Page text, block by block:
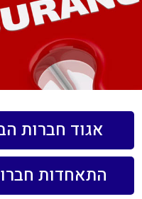
אגוד חברות
התאחדות